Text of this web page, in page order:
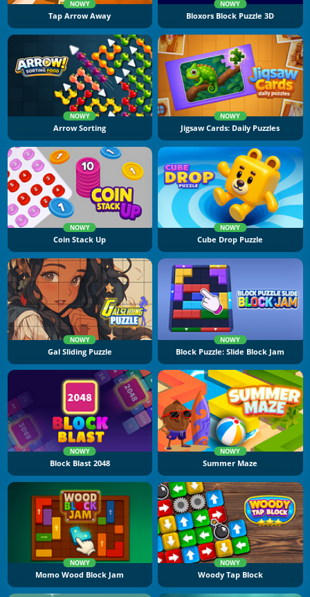
NOWY
Tap Arrow Away
NOWY
Bloxors Block Puzzle 3D
NOWY
Arrow Sorting
NOWY
Jigsaw Cards: Daily Puzzles
NOWY
Coin Stack Up
NOWY
Cube Drop Puzzle
NOWY
Gal Sliding Puzzle
NOWY
Block Puzzle: Slide Block Jam
NOWY
Block Blast 2048
NOWY
Summer Maze
NOWY
Momo Wood Block Jam
NOWY
Woody Tap Block